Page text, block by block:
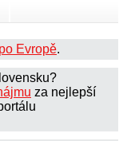
Evropě.
za nejlepší